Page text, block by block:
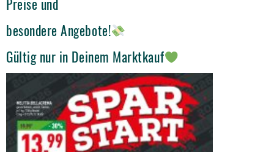
besondere Angebote!
Gültig nur in Deinem Marktkauf